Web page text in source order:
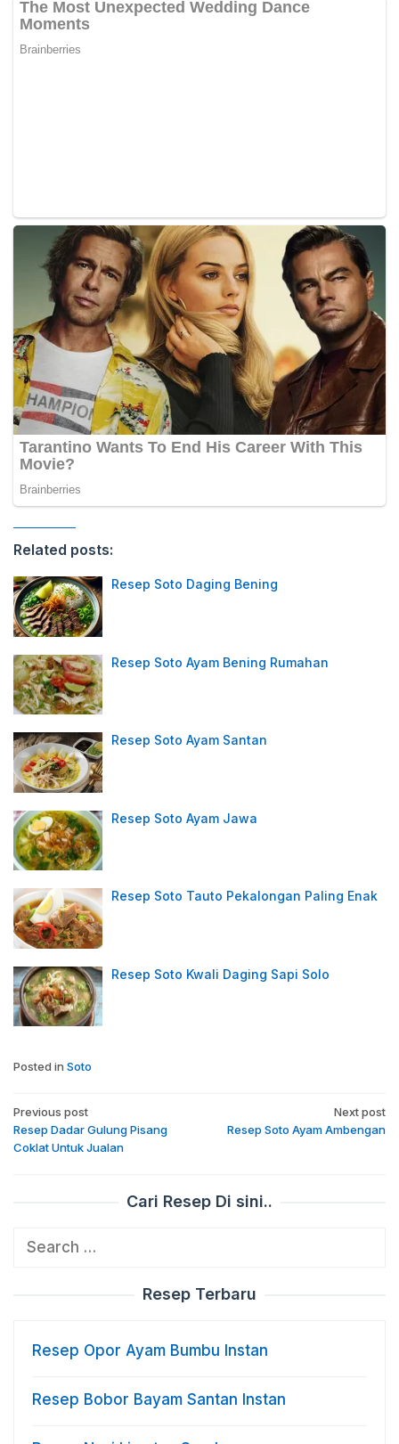
Related posts:
Resep Soto Daging Bening
Resep Soto Ayam Bening Rumahan
Resep Soto Ayam Santan
Resep Soto Ayam Jawa
Resep Soto Tauto Pekalongan Paling Enak
Resep Soto Kwali Daging Sapi Solo
Posted in Soto
Post
navigation
Previous post
Resep Dadar Gulung Pisang
Coklat Untuk Jualan
Next post
Resep Soto Ayam Ambengan
Cari Resep Di sini..
Search
Resep Terbaru
Resep Opor Ayam Bumbu Instan
Resep Bobor Bayam Santan Instan